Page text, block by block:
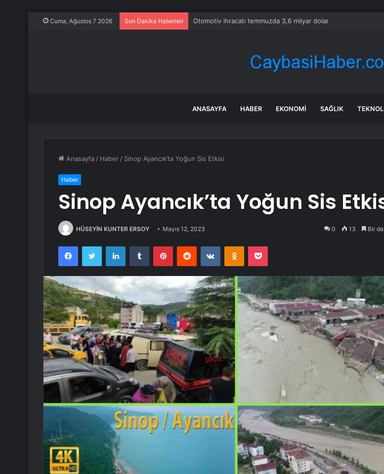
Cuma, Ağustos 7 2026 Son Dakika Haberleri Otomotiv ihracatı temmuzda 3,6 milyar dolar
ANASAYFA HABER EKONOMI SAĞLIK
Anasayfa / Haber / Sinop Ayancık’ta Yoğun Sis Etkisi
Haber
Sinop Ayancık’ta Yoğun Sis
HÜSEYİN KUNTER ERSOY Mayıs 12, 2023 0 13 Bir
FacebookTwitter LinkedInTumblr PinterestReddit VKontakteOdnoklassniki
Pocket